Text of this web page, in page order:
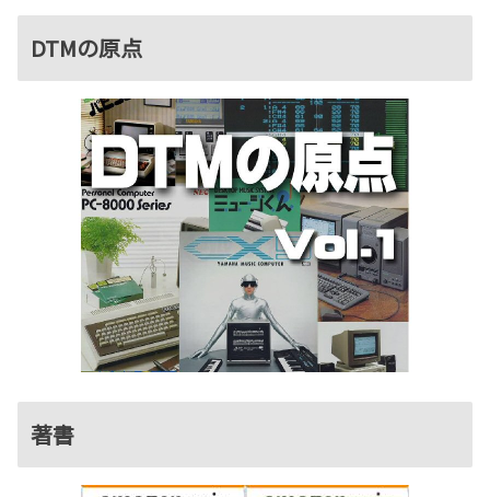
DTMの原点
著書